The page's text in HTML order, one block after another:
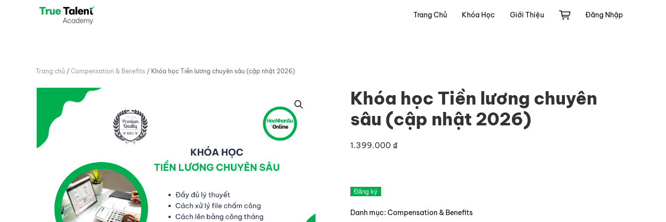
Trang Chủ Khóa Học Giới Thiệu Đăng Nhập
Trang chủ / Compensation & Benefits / Khóa học Tiền lương chuyên sâu (cập nhật 2026)
Khóa học Tiền lương chuyên
sâu (cập nhật 2026)
1.399.000 ₫
Khóa
Tiền
Đăng ký
Danh mục: Compensation & Benefits